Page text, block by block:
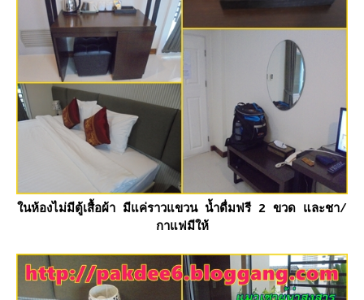
นห้องไม่มีตู้เสื้อผ้า มีแค่ราวแขวน น้ำดื่มฟรี 2 ขวด และชา/
กาแฟมีให้